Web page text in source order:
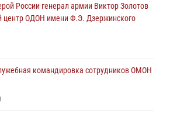
России генерал армии Виктор Золотов
центр ОДОН имени Ф.Э. Дзержинского
командировка сотрудников ОМОН